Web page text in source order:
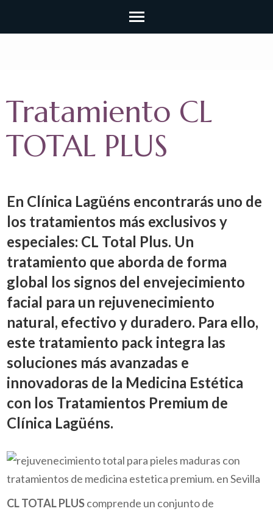
Tratamiento CL
TOTAL PLUS
En Clínica Lagüéns encontrarás uno de
los tratamientos más exclusivos y
especiales: CL Total Plus. Un
tratamiento que aborda de forma
global los signos del envejecimiento
facial para un rejuvenecimiento
natural, efectivo y duradero. Para ello,
este tratamiento pack integra las
soluciones más avanzadas e
innovadoras de la Medicina Estética
con los Tratamientos Premium de
Clínica Lagüéns.
CL TOTAL PLUScomprende un conjunto de